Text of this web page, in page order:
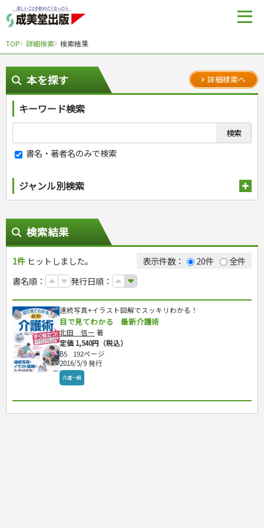
TOP 詳細検索 検索結果
本を探す 詳細検索へ
キーワード検索
書名・著者名のみで検索
ジャンル別検索
スポーツ
スポーツルール
ゴルフ
トレーニング
ジュニアスポーツ
その他スポーツ
自然・アウトドア・ペット
犬・猫
ペット・飼育
園芸・野菜づくり
雑学
ナンプレ
囲碁・将棋・麻雀
ゲーム・マジック
家相・風水・占い
カルチャー・芸術・趣味
鉄道・車・自転車
音楽・楽器
趣味・鑑賞・カメラ
絵画・デッサン
俳句・詩・ことば
辞典・語学
辞典
語学・旅行会話
運転免許
原付・二輪
普通免許
その他免許
生活・暮らし
料理
料理・レシピ
おもてなし・ごちそう料理
各国料理
お弁当
健康メニュー・ダイエット
調理器具クッキング
お菓子・ケーキ・パン
飲み物・お酒
手芸・クラフト
編み物
ソーイング
クラフト
住まい・インテリア・暮らし
インテリア・ハウジング
収納・掃除・暮らし
美容・ファッション
ダイエット・エクササイズ
メイク・ネイル・ヘア
着物・着つけ
冠婚葬祭・手紙・ペン字
冠婚葬祭・スピーチ・マナー
手紙・ペン字
妊娠・出産・育児
妊娠・出産・育児
離乳食・幼児食・こどもレシピ
健康と保育
家庭医学・健康
ツボ・マッサージ
健康知識
栄養事典
生活習慣病
看護・介護
介護一般
パネルシアター
指導マニュアル
児童一般
おりがみ・あやとり
なぞなぞ・ゲーム
占い・心理ゲーム
のりもの・ずかん
読み物・絵本
音と光のでる絵本
学参・ドリル
夏休みドリル
総復習ドリル
学習・地図
自由研究・読書感想文
えんぴつちょう
就職活動
就職活動
就職試験
公務員試験
資格試験
検定試験・資格試験
英語検定・TOEIC
漢字検定・数学検定
簿記検定
看護・薬学
ビジネス
経営・経済・法律
マネー・株・資産
ビジネス・法律
簿記・経理・税金・保険
その他ビジネス
自己啓発
自己啓発
ビジネス読み物
旅行・歴史
国内・海外旅行
国外旅行
地理・歴史
文庫
成美文庫
その他文庫
ダイアリー
検索結果
1件 ヒットしました。 表示件数： 20件
全件
書名順：
発行日順：
連続写真+イラスト図解でスッキリわかる！
目で見てわかる 最新介護術
北田 信一 著
定価 1,540円（税込）
B5
192ページ
2016/5/9 発行
介護一般